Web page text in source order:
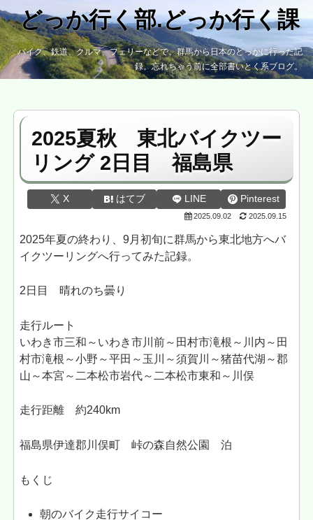
どっか行く部.どっか行く課
バイク、鉄道、クルマ、フェリーなどで、群馬から日本のどっかに行った記
録。忘れちゃう前に全部書いとく系ブログ。
2025夏秋 東北バイクツー
リング 2日目 福島県
X はてブ LINE Pinterest
2025.09.02 2025.09.15
2025年夏の終わり、9月初旬に群馬から東北地方へバ
イクツーリングへ行ってみた記録。
2日目 晴れのち曇り
走行ルート
いわき市三和～いわき市川前～田村市滝根～川内～田
村市滝根～小野～平田～玉川～須賀川～猪苗代湖～郡
山～本宮～二本松市岩代～二本松市東和～川俣
走行距離 約240km
福島県伊達郡川俣町 峠の森自然公園 泊
もくじ
朝のバイク走行サイコー